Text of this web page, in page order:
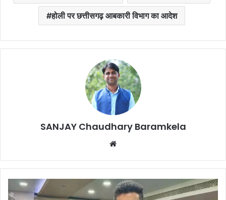
होली पर छत्तीसगढ़ आबकारी विभाग का आदेश
SANJAY Chaudhary Baramkela
T20